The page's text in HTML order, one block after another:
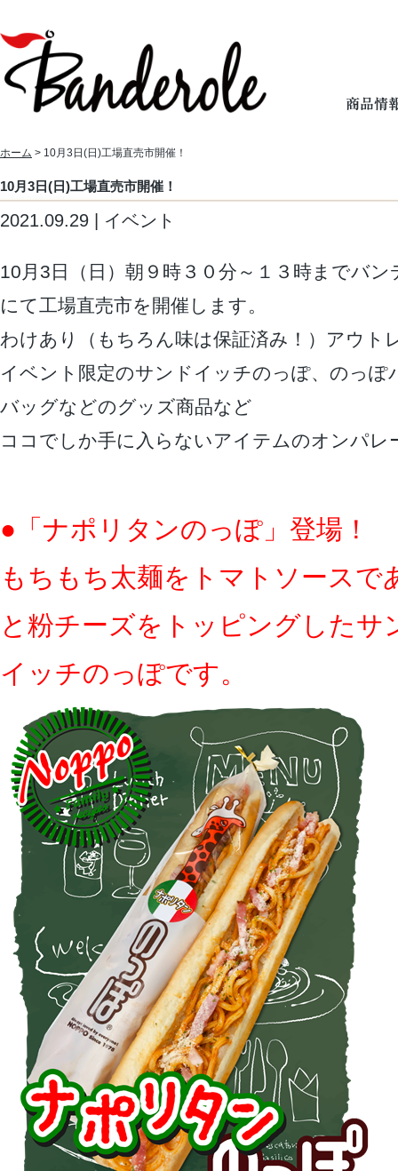
ホーム > 10月3日(日)工場直売市開催！
10月3日(日)工場直売市開催！
2021.09.29 | イベント
10月3日（日）朝９時３０分～１３時までバ
にて工場直売市を開催します。
わけあり（もちろん味は保証済み！）アウト
イベント限定のサンドイッチのっぽ、のっぽ
バッグなどのグッズ商品など
ココでしか手に入らないアイテムのオンパレ
●「ナポリタンのっぽ」登場！
もちもち太麺をトマトソースで
と粉チーズをトッピングしたサ
イッチのっぽです。